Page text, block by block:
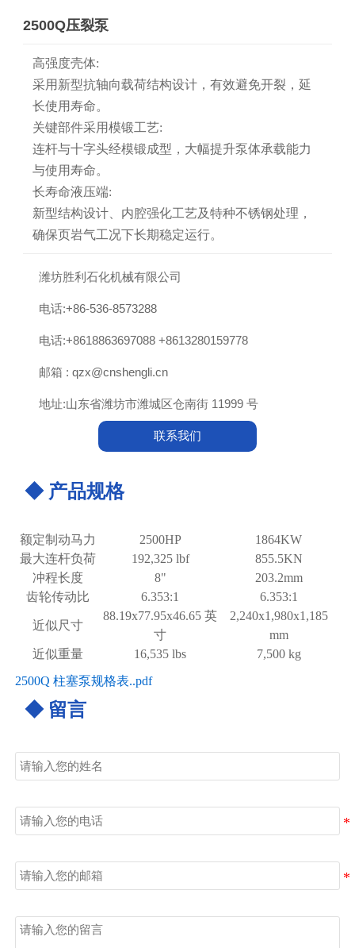
2500Q压裂泵
高强度壳体:
采用新型抗轴向载荷结构设计，有效避免开裂，延
长使用寿命。
关键部件采用模锻工艺:
连杆与十字头经模锻成型，大幅提升泵体承载能力
与使用寿命。
长寿命液压端:
新型结构设计、内腔强化工艺及特种不锈钢处理，
确保页岩气工况下长期稳定运行。
潍坊胜利石化机械有限公司
电话:+86-536-8573288
电话:+8618863697088 +8613280159778
邮箱 : qzx@cnshengli.cn
地址:山东省潍坊市潍城区仓南街 11999 号
联系我们
◆ 产品规格
额定制动马力 2500HP
1864KW
最大连杆负荷
192,325 lbf
855.5KN
冲程长度
8"
203.2mm
齿轮传动比
6.353:1 6.353:1
近似尺寸
88.19x77.95x46.65 英
寸
2,240x1,980x1,185
mm
近似重量
16,535 lbs
7,500 kg
2500Q 柱塞泵规格表..pdf
◆ 留言